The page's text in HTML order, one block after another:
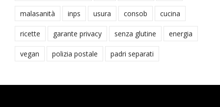
malasanità inps usura consob cucina
ricette garante privacy senza glutine energia
vegan polizia postale padri separati